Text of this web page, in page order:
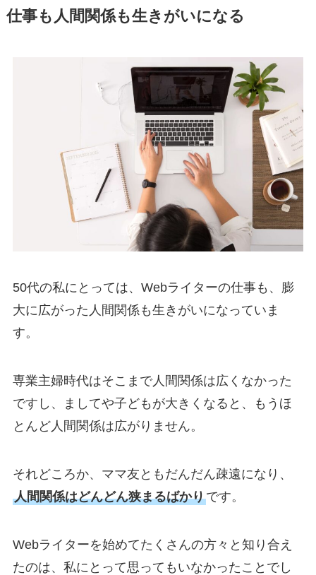
仕事も人間関係も生きがいになる
50代の私にとっては、Webライターの仕事も、膨
大に広がった人間関係も生きがいになっていま
す。
専業主婦時代はそこまで人間関係は広くなかった
ですし、ましてや子どもが大きくなると、もうほ
とんど人間関係は広がりません。
それどころか、ママ友ともだんだん疎遠になり、
人間関係はどんどん狭まるばかりです。
Webライターを始めてたくさんの方々と知り合え
たのは、私にとって思ってもいなかったことでし